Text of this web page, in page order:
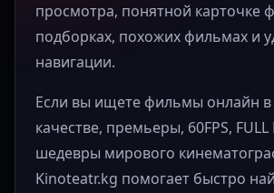
просмотра, понятной карточке
подборках, похожих фильмах и
навигации.
Если вы ищете фильмы онлайн
качестве, премьеры, 60FPS, FULL
шедевры мирового
Kinoteatr.kg помогает быстро